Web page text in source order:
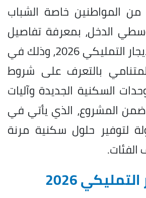
المواطنين خاصة الشباب
الدخل، بمعرفة تفاصيل
مشروع شقق الإيجار التمليكي 2026، وذلك في
بالتعرف على شروط
السكنية الجديدة وآليات
ضمن المشروع، الذي يأتي في
لتوفير حلول سكنية مرنة
2026